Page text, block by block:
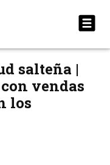
salteña |
vendas
los